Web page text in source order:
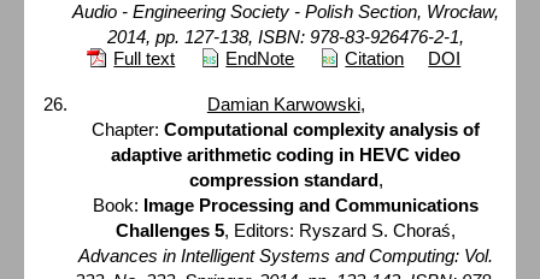
Audio - Engineering Society - Polish Section, Wrocław,
2014, pp. 127-138, ISBN: 978-83-926476-2-1,
Full text
EndNote Citation DOI
Damian Karwowski,
Chapter:Computational complexity analysis of
adaptive arithmetic coding in HEVC video
compression standard,
Book: Image Processing and Communications
Challenges 5, Editors: Ryszard S. Choraś,
Advances in Intelligent Systems and Computing: Vol.